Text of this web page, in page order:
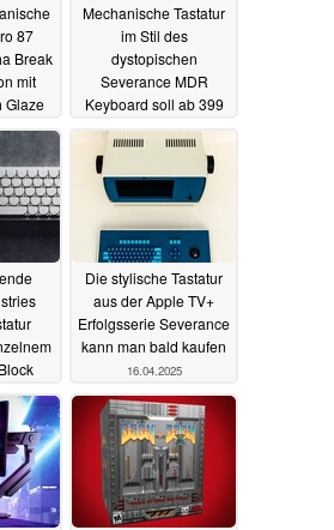
87
Break
mit
Glaze
rund
Mechanische Tastatur
im Stil des
dystopischen
Severance MDR
Keyboard soll ab 399
US-Dollar auf
Kickstarter starten
01.05.2025
Die stylische Tastatur
aus der Apple TV+
Erfolgsserie Severance
kann man bald kaufen
16.04.2025